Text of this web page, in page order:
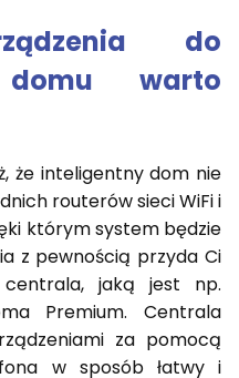
do
domu warto
że inteligentny dom nie
routerów sieci WiFi i
którym system będzie
z pewnością przyda Ci
centrala, jaką jest np.
Premium. Centrala
za pomocą
w sposób łatwy i